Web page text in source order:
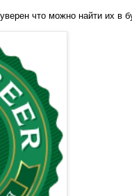
что можно найти их в